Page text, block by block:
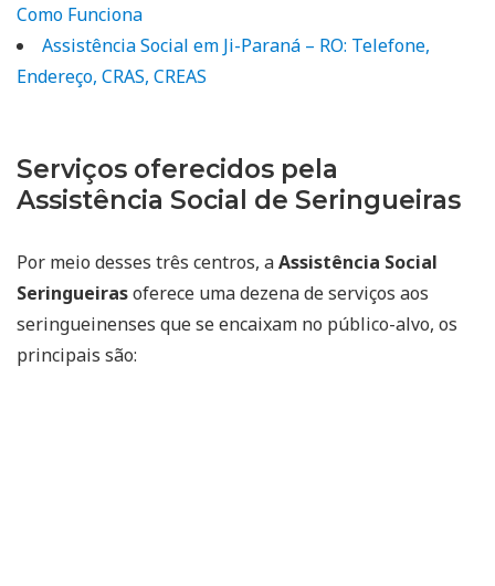
Como Funciona
Assistência Social em Ji-Paraná – RO: Telefone,
Endereço, CRAS, CREAS
Serviços oferecidos pela
Assistência Social de Seringueiras
Por meio desses três centros, aAssistência Social
Seringueirasoferece uma dezena de serviços aos
seringueinenses que se encaixam no público-alvo, os
principais são: